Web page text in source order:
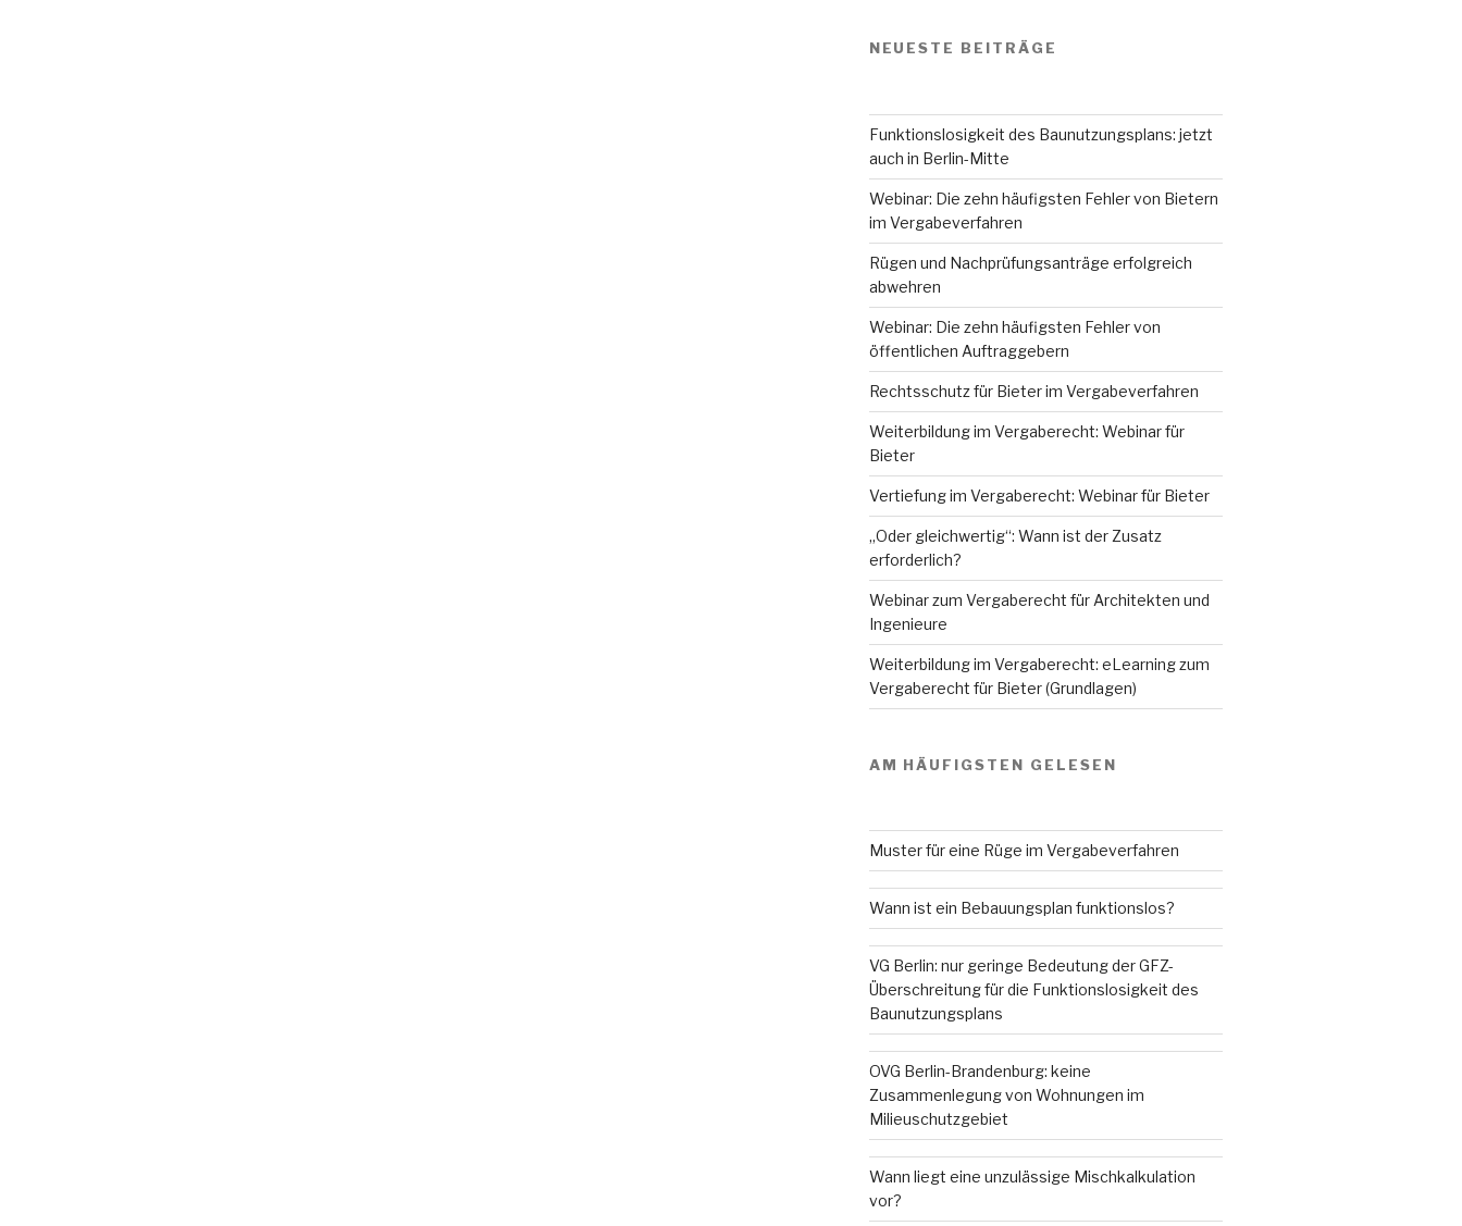
NEUESTE BEITRÄGE
Funktionslosigkeit des Baunutzungsplans: jetzt
auch in Berlin-Mitte
Webinar: Die zehn häufigsten Fehler von Bietern
im Vergabeverfahren
Rügen und Nachprüfungsanträge erfolgreich
abwehren
Webinar: Die zehn häufigsten Fehler von
öffentlichen Auftraggebern
Rechtsschutz für Bieter im Vergabeverfahren
Weiterbildung im Vergaberecht: Webinar für
Bieter
Vertiefung im Vergaberecht: Webinar für Bieter
„Oder gleichwertig“: Wann ist der Zusatz
erforderlich?
Webinar zum Vergaberecht für Architekten und
Ingenieure
Weiterbildung im Vergaberecht: eLearning zum
Vergaberecht für Bieter (Grundlagen)
AM HÄUFIGSTEN GELESEN
Muster für eine Rüge im Vergabeverfahren
Wann ist ein Bebauungsplan funktionslos?
VG Berlin: nur geringe Bedeutung der GFZ-
Überschreitung für die Funktionslosigkeit des
Baunutzungsplans
OVG Berlin-Brandenburg: keine
Zusammenlegung von Wohnungen im
Milieuschutzgebiet
Wann liegt eine unzulässige Mischkalkulation
vor?